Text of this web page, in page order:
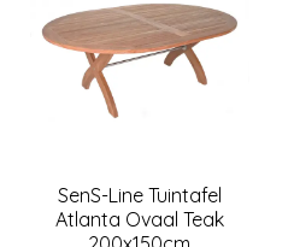
SenS-Line Tuintafel
Atlanta Ovaal Teak